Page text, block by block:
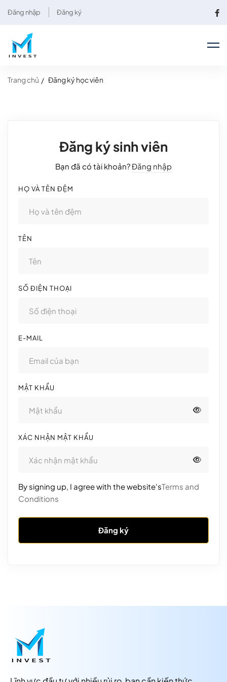
Đăng nhập Đăng ký
Trang chủ Đăng ký học viên
Đăng ký sinh viên
Bạn đã có tài khoản?Đăng nhập
HỌ VÀ TÊN ĐỆM
TÊN
SỐ ĐIỆN THOẠI
E-MAIL
MẬT KHẨU
XÁC NHẬN MẬT KHẨU
By signing up, I agree with the website'sTerms and
Conditions
Đăng ký